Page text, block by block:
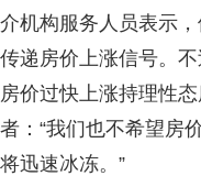
介机构服务人员表示
传递房价上涨信号。
房价过快上涨持理性
者：“我们也不希望房
将迅速冰冻。”